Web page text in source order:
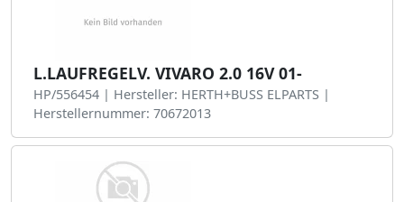
L.LAUFREGELV. VIVARO 2.0 16V 01-
HP/556454 | Hersteller: HERTH+BUSS ELPARTS |
Herstellernummer: 70672013